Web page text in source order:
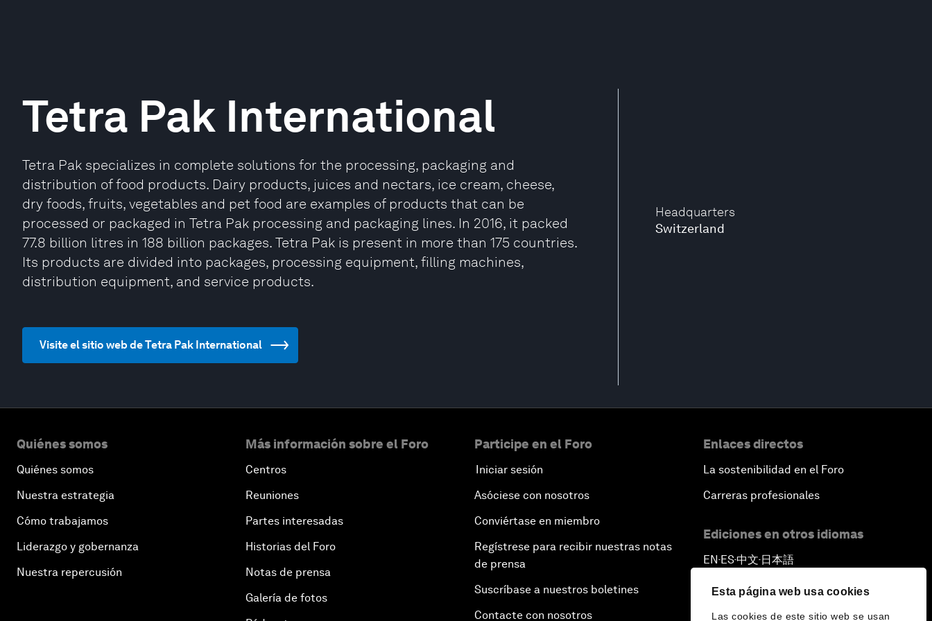
Esta página web usa cookies
Las cookies de este sitio web se usan
Headquarters
Switzerland
Tetra Pak International
Tetra Pak specializes in complete solutions for the processing, packaging and
distribution of food products. Dairy products, juices and nectars, ice cream, cheese,
dry foods, fruits, vegetables and pet food are examples of products that can be
processed or packaged in Tetra Pak processing and packaging lines. In 2016, it packed
77.8 billion litres in 188 billion packages. Tetra Pak is present in more than 175 countries.
Its products are divided into packages, processing equipment, filling machines,
distribution equipment, and service products.
Visite el sitio web de Tetra Pak International
Quiénes somos
Quiénes somos
Nuestra estrategia
Cómo trabajamos
Liderazgo y gobernanza
Nuestra repercusión
Más información sobre el Foro
Centros
Reuniones
Partes interesadas
Historias del Foro
Notas de prensa
Galería de fotos
Participe en el Foro
Iniciar sesión
Asóciese con nosotros
Conviértase en miembro
Regístrese para recibir nuestras notas
de prensa
Suscríbase a nuestros boletines
Contacte con nosotros
Enlaces directos
La sostenibilidad en el Foro
Carreras profesionales
Ediciones en otros idiomas
EN ▪ES▪中文▪ 日本語